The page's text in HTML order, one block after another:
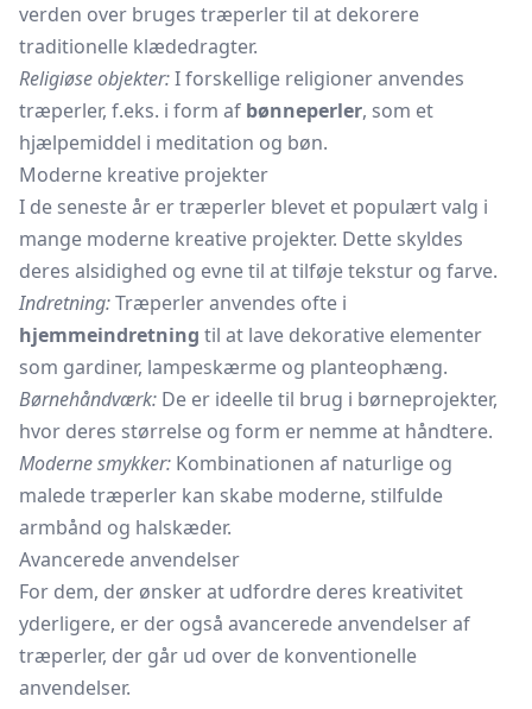
verden over bruges træperler til at dekorere
traditionelle klædedragter.
Religiøse objekter:I forskellige religioner anvendes
træperler, f.eks. i form af bønneperler, som et
hjælpemiddel i meditation og bøn.
Moderne kreative projekter
I de seneste år er træperler blevet et populært valg i
mange moderne kreative projekter. Dette skyldes
deres alsidighed og evne til at tilføje tekstur og farve.
Indretning:Træperler anvendes ofte i
hjemmeindretning til at lave dekorative elementer
som gardiner, lampeskærme og planteophæng.
Børnehåndværk: De er ideelle til brug i børneprojekter,
hvor deres størrelse og form er nemme at håndtere.
Moderne smykker: Kombinationen af naturlige og
malede træperler kan skabe moderne, stilfulde
armbånd og halskæder.
Avancerede anvendelser
For dem, der ønsker at udfordre deres kreativitet
yderligere, er der også avancerede anvendelser af
træperler, der går ud over de konventionelle
anvendelser.